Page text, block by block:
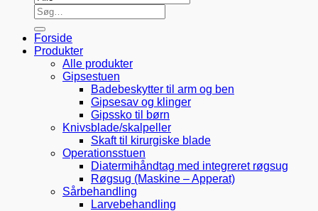
Søg
efter:
Forside
Produkter
Alle produkter
Gipsestuen
Badebeskytter til arm og ben
Gipsesav og klinger
Gipssko til børn
Knivsblade/skalpeller
Skaft til kirurgiske blade
Operationsstuen
Diatermihåndtag med integreret røgsug
Røgsug (Maskine – Apperat)
Sårbehandling
Larvebehandling